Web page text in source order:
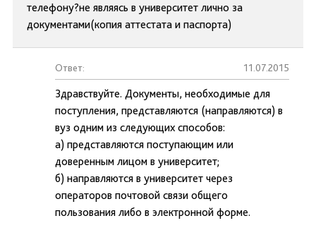
телефону?не являясь в университет лично за
документами(копия аттестата и паспорта)
Ответ: 11.07.2015
Здравствуйте. Документы, необходимые для
поступления, представляются (направляются) в
вуз одним из следующих способов:
а) представляются поступающим или
доверенным лицом в университет;
б) направляются в университет через
операторов почтовой связи общего
пользования либо в электронной форме.